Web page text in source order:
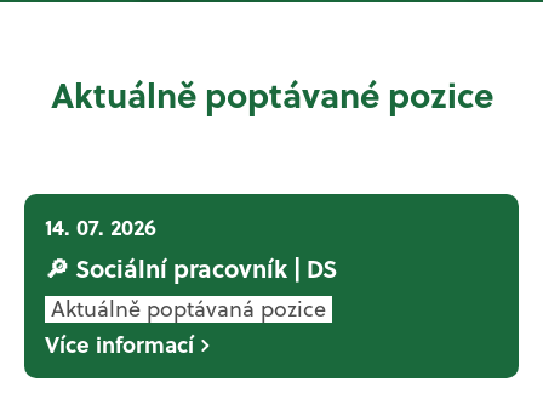
Aktuálně poptávané pozice
14. 07. 2026
🔎 Sociální pracovník | DS
Aktuálně poptávaná pozice
Více informací